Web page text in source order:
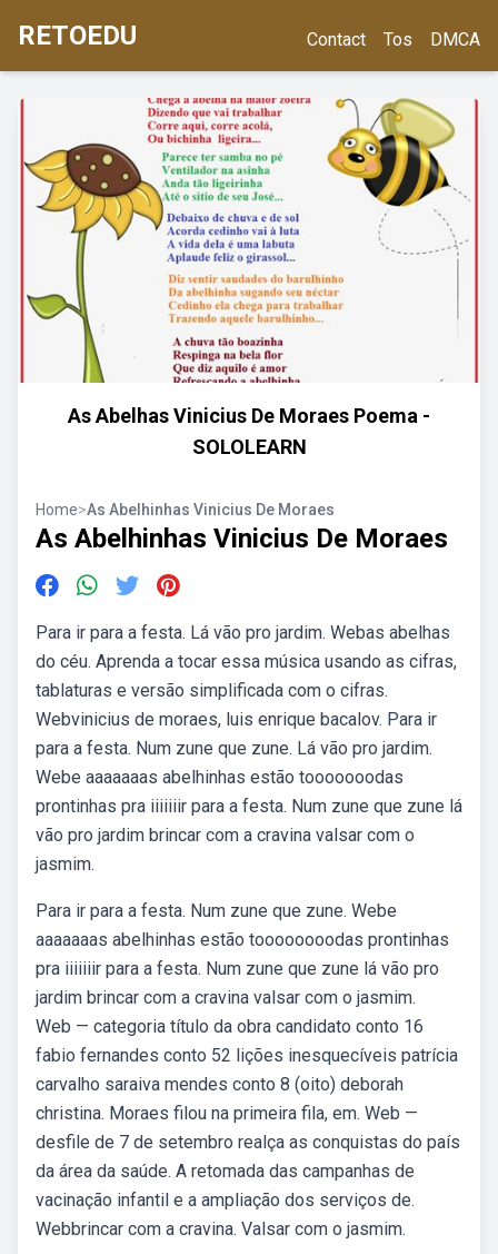
RETOEDU Contact Tos DMCA
As Abelhas Vinicius De Moraes Poema -
SOLOLEARN
Home>As Abelhinhas Vinicius De Moraes
As Abelhinhas Vinicius De Moraes
Para ir para a festa. Lá vão pro jardim. Webas abelhas
do céu. Aprenda a tocar essa música usando as cifras,
tablaturas e versão simplificada com o cifras.
Webvinicius de moraes, luis enrique bacalov. Para ir
para a festa. Num zune que zune. Lá vão pro jardim.
Webe aaaaaaas abelhinhas estão tooooooodas
prontinhas pra iiiiiiir para a festa. Num zune que zune lá
vão pro jardim brincar com a cravina valsar com o
jasmim.
Para ir para a festa. Num zune que zune. Webe
aaaaaaas abelhinhas estão toooooooodas prontinhas
pra iiiiiiir para a festa. Num zune que zune lá vão pro
jardim brincar com a cravina valsar com o jasmim.
Web — categoria título da obra candidato conto 16
fabio fernandes conto 52 lições inesquecíveis patrícia
carvalho saraiva mendes conto 8 (oito) deborah
christina. Moraes filou na primeira fila, em. Web —
desfile de 7 de setembro realça as conquistas do país
da área da saúde. A retomada das campanhas de
vacinação infantil e a ampliação dos serviços de.
Webbrincar com a cravina. Valsar com o jasmim.